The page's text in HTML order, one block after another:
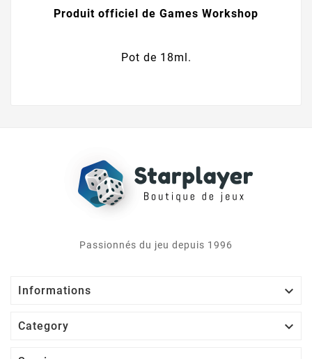
Produit officiel de Games Workshop
Pot de 18ml.
Passionnés du jeu depuis 1996
Informations 
Category 